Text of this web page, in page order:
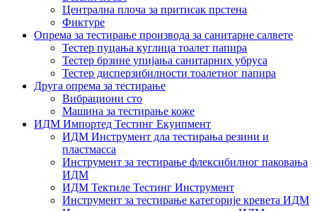
Централна плоча за притисак прстена
Фиктуре
Опрема за тестирање производа за санитарне салвете
Тестер пуцања куглица тоалет папира
Тестер брзине упијања санитарних убруса
Тестер дисперзибилности тоалетног папира
Друга опрема за тестирање
Вибрациони сто
Машина за тестирање коже
ИДМ Импортед Тестинг Екуипмент
ИДМ Инструмент дла тестирања резини и
пластмасса
Инструмент за тестирање флексибилног паковања
ИДМ
ИДМ Тектиле Тестинг Инструмент
Инструмент за тестирање категорије кревета ИДМ